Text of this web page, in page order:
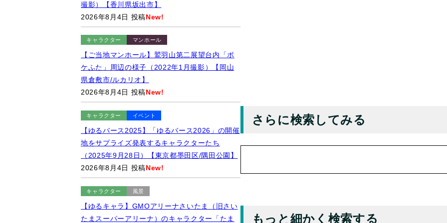
さらに検索してみる
もっと細かく検索する
撮影）【香川県坂出市】
2026年8月4日 投稿New!
キャラクター マンホール
【ご当地マンホール】鷲羽山第二展望台内「ポ
ケふた」周辺の様子（2022年1月撮影）【岡山
県倉敷市/ルカリオ】
2026年8月4日 投稿New!
キャラクター イベント
【ゆるバース2025】「ゆるバース2026」の開催
地をサプライズ発表するキャラクターたち
（2025年9月28日）【東京都墨田区/隅田公園】
2026年8月4日 投稿New!
キャラクター 風景
【ゆるキャラ】GMOアリーナさいたま（旧さい
たまスーパーアリーナ）のキャラクター「たま